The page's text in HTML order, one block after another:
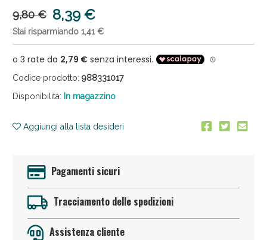
9,80 € 8,39 €
Stai risparmiando 1,41 €
Codice prodotto: 988331017
Disponibilità: In magazzino
Aggiungi alla lista desideri
Pagamenti sicuri
Tracciamento delle spedizioni
Assistenza cliente
Anticellulite e Fanghi: Sconto fino al 40% valido
oggi!